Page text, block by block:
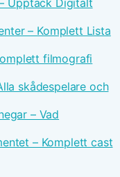
Upptäck Digitalt
– Komplett Lista
filmografi
skådespelare och
– Vad
– Komplett cast